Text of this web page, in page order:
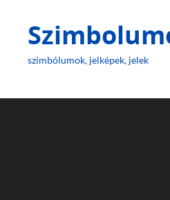
szimbólumok, jelképek, jelek